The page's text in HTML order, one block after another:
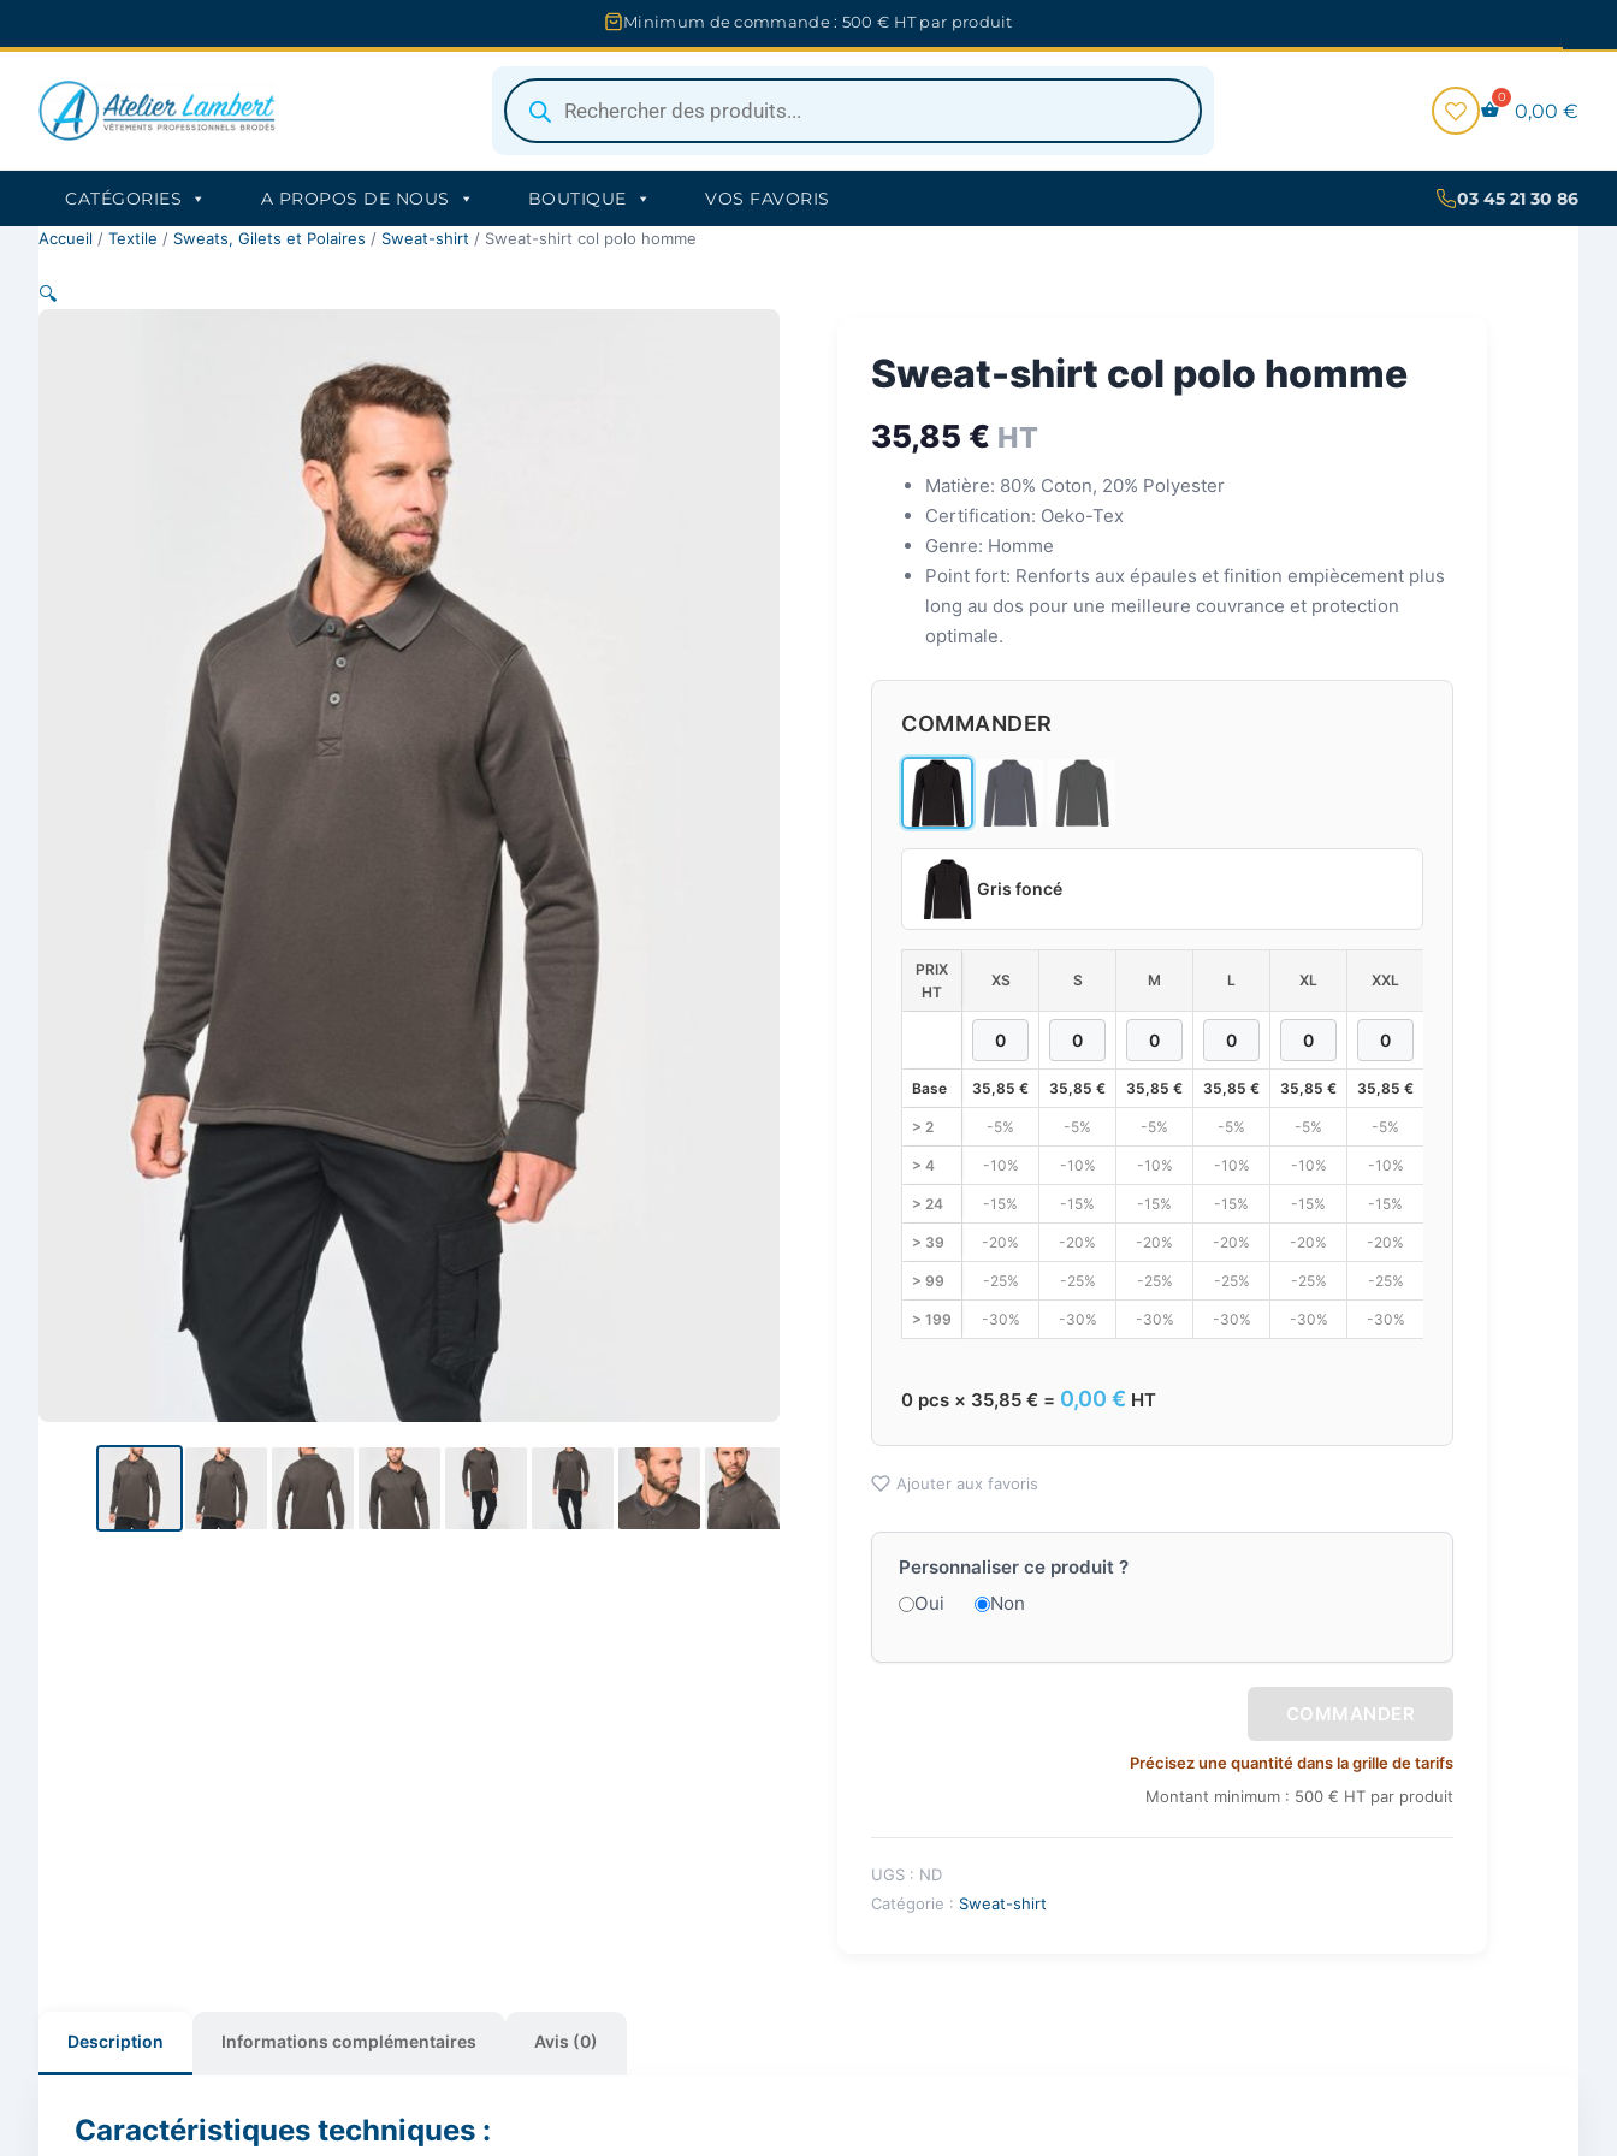
au
Minimum de commande : 500 € HT par produit
Recherche
de
produits
0,00 €
CATÉGORIES A PROPOS DE NOUS BOUTIQUE VOS FAVORIS 03 45 21 30 86
Accueil / Textile / Sweats, Gilets et Polaires / Sweat-shirt / Sweat-shirt col polo homme
🔍
Sweat-shirt col polo homme
35,85 € HT
Matière: 80% Coton, 20% Polyester
Certification: Oeko-Tex
Genre: Homme
Point fort: Renforts aux épaules et finition empiècement plus
long au dos pour une meilleure couvrance et protection
optimale.
COMMANDER
Gris foncé
PRIX
HT
XS S M L XL XXL
Base 35,85 € 35,85 € 35,85 € 35,85 € 35,85 € 35,85 €
> 2 -5% -5% -5% -5% -5% -5%
> 4 -10% -10% -10% -10% -10% -10%
> 24 -15% -15% -15% -15% -15% -15%
> 39 -20% -20% -20% -20% -20% -20%
> 99 -25% -25% -25% -25% -25% -25%
> 199 -30% -30% -30% -30% -30% -30%
0 pcs × 35,85 € = 0,00 € HT
Ajouter aux favoris
Personnaliser ce produit ?
Oui
Non
COMMANDER
Précisez une quantité dans la grille de tarifs
Montant minimum : 500 € HT par produit
UGS : ND
Catégorie : Sweat-shirt
Description Informations complémentaires Avis (0)
Caractéristiques techniques :